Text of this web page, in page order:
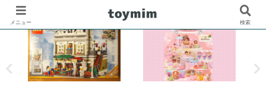
メニュー 検索